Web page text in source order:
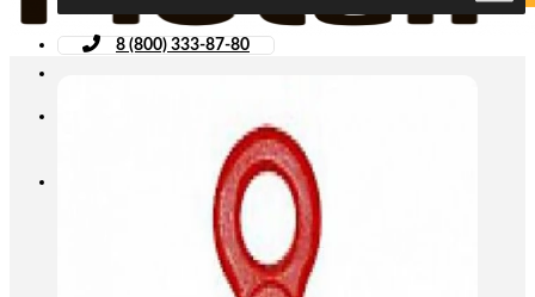
8 (800) 333-87-80